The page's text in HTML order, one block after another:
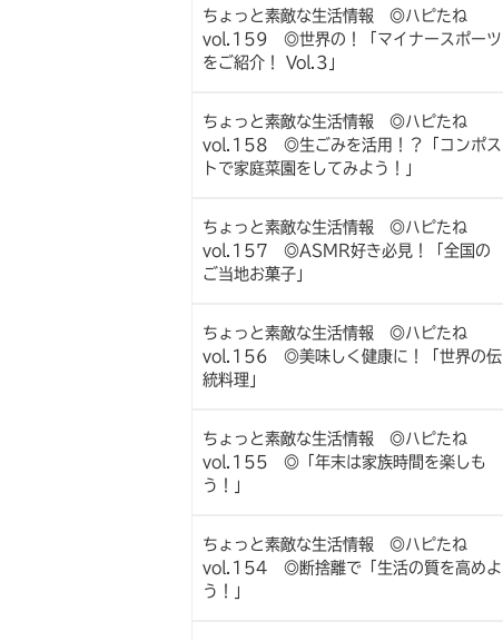
ちょっと素敵な生活情報 ◎ハピたね
vol.159 ◎世界の！「マイナースポーツ
をご紹介！ Vol.3」
ちょっと素敵な生活情報 ◎ハピたね
vol.158 ◎生ごみを活用！？「コンポス
トで家庭菜園をしてみよう！」
ちょっと素敵な生活情報 ◎ハピたね
vol.157 ◎ASMR好き必見！「全国の
ご当地お菓子」
ちょっと素敵な生活情報 ◎ハピたね
vol.156 ◎美味しく健康に！「世界の伝
統料理」
ちょっと素敵な生活情報 ◎ハピたね
vol.155 ◎「年末は家族時間を楽しも
う！」
ちょっと素敵な生活情報 ◎ハピたね
vol.154 ◎断捨離で「生活の質を高めよ
う！」